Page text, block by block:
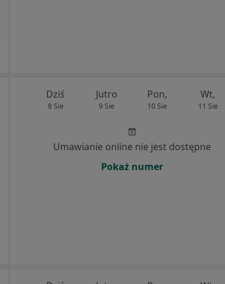
Dziś
8 Sie
Jutro
9 Sie
Pon,
10 Sie
Wt,
11 Sie
Umawianie online nie jest dostępne
Pokaż numer